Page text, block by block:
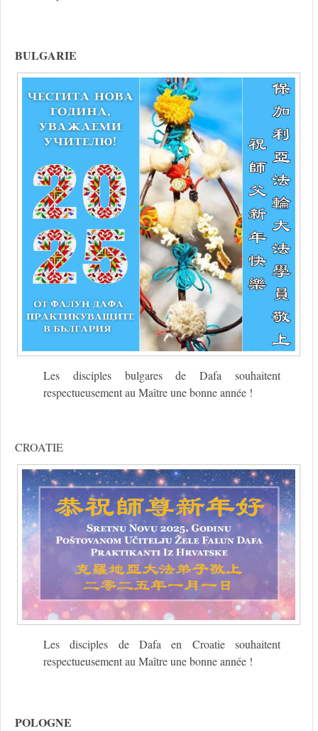
BULGARIE
Les disciples bulgares de Dafa souhaitent
respectueusement au Maître une bonne année !
CROATIE
Les disciples de Dafa en Croatie souhaitent
respectueusement au Maître une bonne année !
POLOGNE